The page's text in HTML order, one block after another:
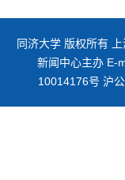
同济大学 版权所有
新闻中心主办 E-
10014176号 沪